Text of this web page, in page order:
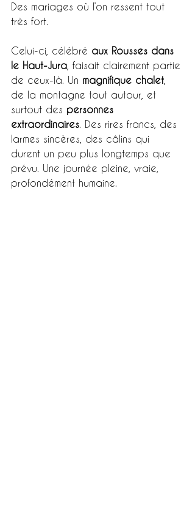
Des mariages où l’on ressent tout
très fort.
Celui-ci, célébré aux Rousses dans
le Haut-Jura , faisait clairement partie
de ceux-là. Un magnifique chalet
de la montagne tout autour, et
surtout des personnes
extraordinaires. Des rires francs, des
larmes sincères, des câlins qui
durent un peu plus longtemps que
prévu. Une journée pleine, vraie,
profondément humaine.